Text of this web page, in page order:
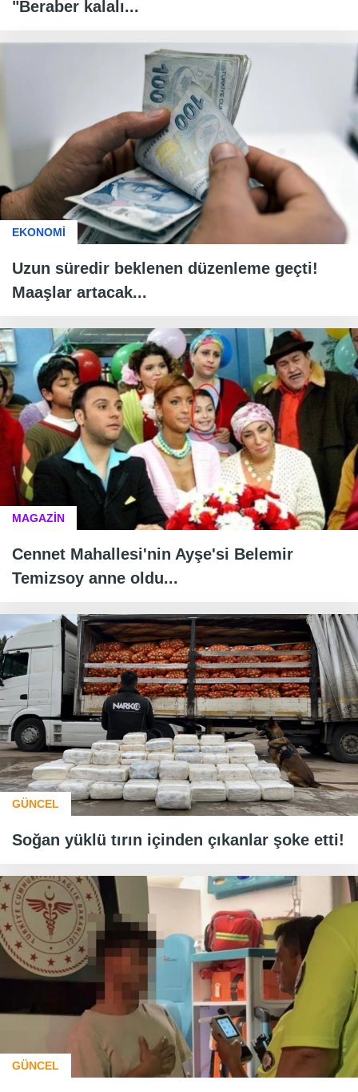
"Beraber kalalı...
EKONOMİ
Uzun süredir beklenen düzenleme geçti!
Maaşlar artacak...
MAGAZİN
Cennet Mahallesi'nin Ayşe'si Belemir
Temizsoy anne oldu...
GÜNCEL
Soğan yüklü tırın içinden çıkanlar şoke etti!
GÜNCEL